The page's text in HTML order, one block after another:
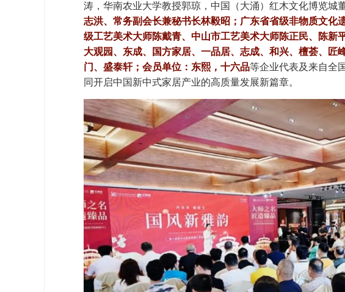
涛，华南农业大学教授郭琼， 中国（大涌）红木文化博览城
志洪、常务副会长兼秘书长林毅昭； 广东省省级非物质文
级工艺美术大师陈戴青、中山市工艺美术大师陈正民、 陈新
大观园、东成、国方家居、一品居、志成、和兴、檀荟、匠
门、盛泰轩；会员单位：东熙，十六品等企业代表及来自全
同开启中国新中式家居产业的高质量发展新篇章。